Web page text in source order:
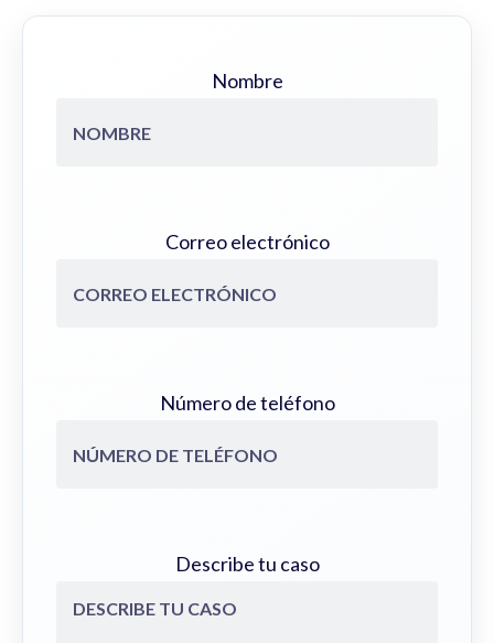
Nombre
Correo electrónico
Número de teléfono
Describe tu caso